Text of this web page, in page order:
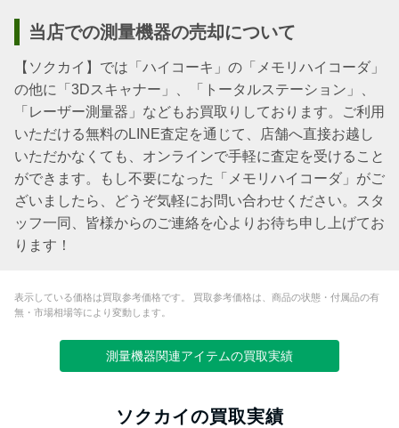
当店での測量機器の売却について
【ソクカイ】では「ハイコーキ」の「メモリハイコーダ」
の他に「3Dスキャナー」、「トータルステーション」、
「レーザー測量器」などもお買取りしております。ご利用
いただける無料のLINE査定を通じて、店舗へ直接お越し
いただかなくても、オンラインで手軽に査定を受けること
ができます。もし不要になった「メモリハイコーダ」がご
ざいましたら、どうぞ気軽にお問い合わせください。スタ
ッフ一同、皆様からのご連絡を心よりお待ち申し上げてお
ります！
表示している価格は買取参考価格です。 買取参考価格は、商品の状態・付属品の有
無・市場相場等により変動します。
測量機器関連アイテムの買取実績
ソクカイの買取実績